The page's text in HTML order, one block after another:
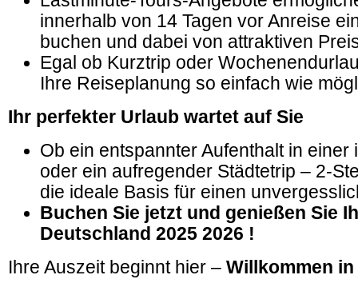
innerhalb von 14 Tagen vor Anreise
buchen und dabei von attraktiven
Egal ob Kurztrip oder
Ihre Reiseplanung so einfach wie
Ihr perfekter Urlaub wartet auf Sie
Ob ein entspannter Aufenthalt in einer
oder ein aufregender Städtetrip – 2-
die ideale Basis für einen
Buchen Sie jetzt und genießen Sie
Deutschland 2025 2026 !
Ihre Auszeit beginnt hier – Willkommen